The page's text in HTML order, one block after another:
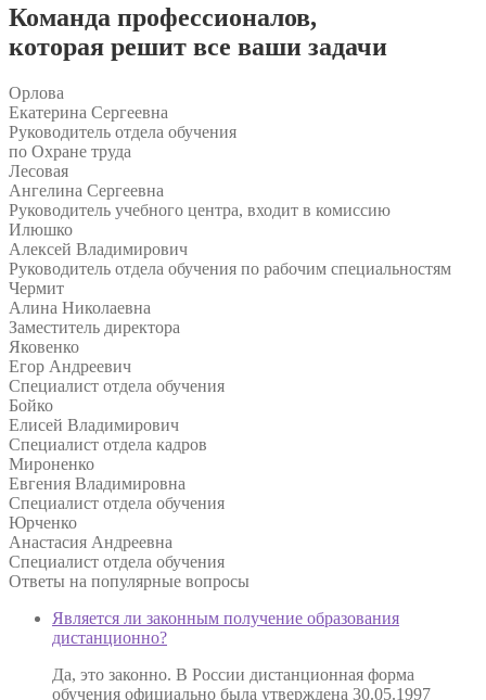
Команда профессионалов,
которая решит все ваши задачи
Орлова
Екатерина Сергеевна
Руководитель отдела обучения
по Охране труда
Лесовая
Ангелина Сергеевна
Руководитель учебного центра, входит в комиссию
Илюшко
Алексей Владимирович
Руководитель отдела обучения по рабочим специальностям
Чермит
Алина Николаевна
Заместитель директора
Яковенко
Егор Андреевич
Специалист отдела обучения
Бойко
Елисей Владимирович
Специалист отдела кадров
Мироненко
Евгения Владимировна
Специалист отдела обучения
Юрченко
Анастасия Андреевна
Специалист отдела обучения
Ответы на популярные вопросы
Является ли законным получение образования
дистанционно?
Да, это законно. В России дистанционная форма
обучения официально была утверждена 30.05.1997